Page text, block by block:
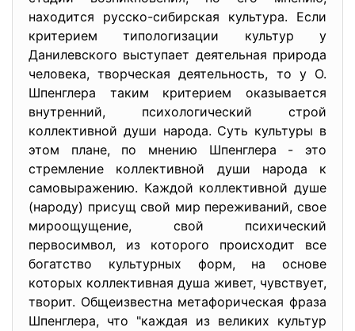
находится русско-сибирская культура. Если
критерием типологизации культур у
Данилевского выступает деятельная природа
человека, творческая деятельность, то у О.
Шпенглера таким критерием оказывается
внутренний, психологический строй
коллективной души народа. Суть культуры в
этом плане, по мнению Шпенглера - это
стремление коллективной души народа к
самовыражению. Каждой коллективной душе
(народу) присущ свой мир переживаний, свое
мироощущение, свой психический
первосимвол, из которого происходит все
богатство культурных форм, на основе
которых коллективная душа живет, чувствует,
творит. Общеизвестна метафорическая фраза
Шпенглера, что "каждая из великих культур